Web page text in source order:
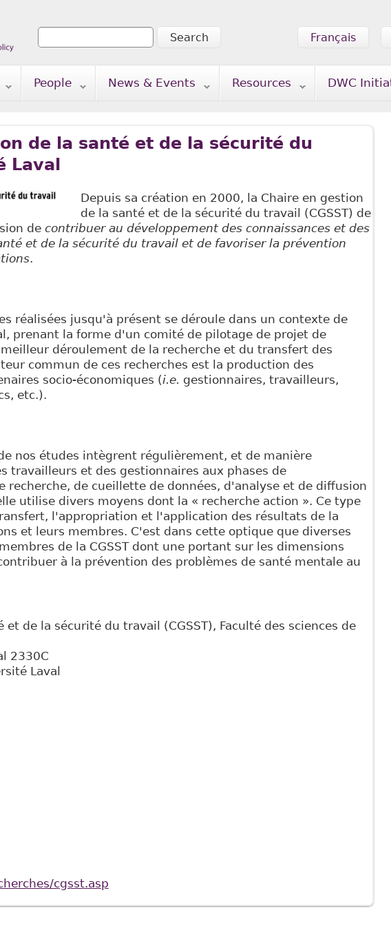
Français
Search form
Search
People News & Events Resources DWC
de la santé et de la sécurité du
Laval
Depuis sa création en 2000, la Chaire en gestion
de la santé et de la sécurité du travail (CGSST) de
de contribuer au développement des connaissances et des
et de la sécurité du travail et de favoriser la prévention
.
réalisées jusqu'à présent se déroule dans un contexte de
prenant la forme d'un comité de pilotage de projet de
déroulement de la recherche et du transfert des
commun de ces recherches est la production des
socio-économiques (i.e. gestionnaires, travailleurs,
etc.).
nos études intègrent régulièrement, et de manière
travailleurs et des gestionnaires aux phases de
recherche, de cueillette de données, d'analyse et de diffusion
utilise divers moyens dont la « recherche action ». Ce type
l'appropriation et l'application des résultats de la
et leurs membres. C'est dans cette optique que diverses
de la CGSST dont une portant sur les dimensions
à la prévention des problèmes de santé mentale au
de la sécurité du travail (CGSST), Faculté des sciences de
2330C
Laval
cgsst.asp